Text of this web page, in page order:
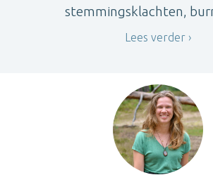
stemmingsklachten,
Lees verder